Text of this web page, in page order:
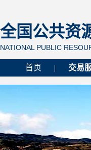
全国公共资
NATIONAL PUBLIC
首页 交易